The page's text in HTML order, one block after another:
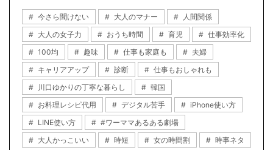
今さら聞けない 大人のマナー
人間関係
大人の女子力
おうち時間 育児
仕事効率化
100均
趣味 仕事も家庭も
夫婦
キャリアアップ
診断
仕事もおしゃれも
川口ゆかりの丁寧な暮らし
韓国
お料理レシピ代用
デジタル苦手
iPhone使い方
LINE使い方
#ワーママあるある劇場
大人かっこいい
時短 女の時間割
時事ネタ